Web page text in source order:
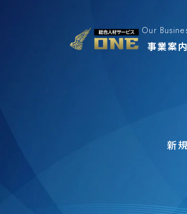
Our
事業案内
新